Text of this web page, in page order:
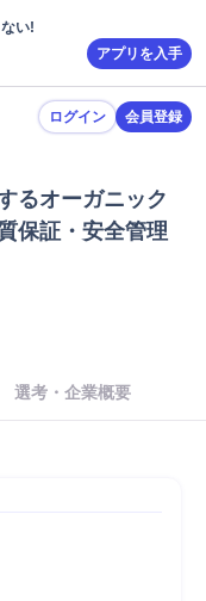
い!
アプリを入手
ログイン 会員登録
るオーガニック
保証・安全管理
選考・企業概要